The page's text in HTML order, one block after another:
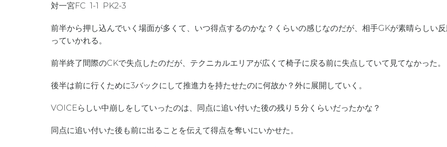
対一宮FC 1-1 PK2-3
前半から押し込んでいく場面が多くて、いつ得点するのかな？くらいの感じなのだが、相手GKが素晴らしい
っていかれる。
前半終了間際のCKで失点したのだが、テクニカルエリアが広くて椅子に戻る前に失点していて見てなかった。
後半は前に行くために3バックにして推進力を持たせたのに何故か？外に展開していく。
VOICEらしい中崩しをしていったのは、同点に追い付いた後の残り５分くらいだったかな？
同点に追い付いた後も前に出ることを伝えて得点を奪いにいかせた。